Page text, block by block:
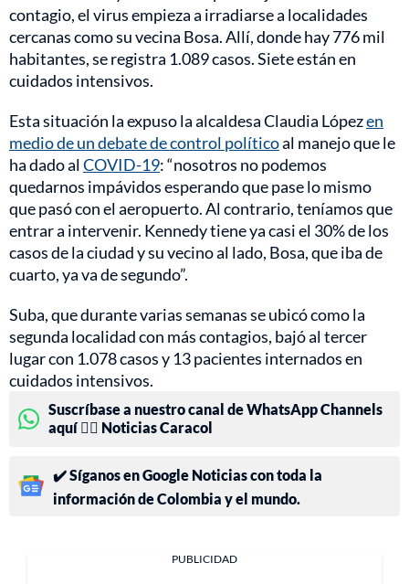
contagio, el virus empieza a irradiarse a localidades
cercanas como su vecina Bosa. Allí, donde hay 776 mil
habitantes, se registra 1.089 casos. Siete están en
cuidados intensivos.
Esta situación la expuso la alcaldesa Claudia Lópezen
medio de un debate de control políticoal manejo que le
ha dado alCOVID-19: “nosotros no podemos
quedarnos impávidos esperando que pase lo mismo
que pasó con el aeropuerto. Al contrario, teníamos que
entrar a intervenir. Kennedy tiene ya casi el 30% de los
casos de la ciudad y su vecino al lado, Bosa, que iba de
cuarto, ya va de segundo”.
Suba, que durante varias semanas se ubicó como la
segunda localidad con más contagios, bajó al tercer
lugar con 1.078 casos y 13 pacientes internados en
cuidados intensivos.
Suscríbase a nuestro canal de WhatsApp Channels
aquí 👉🏻 Noticias Caracol
✔️ Síganos en Google Noticias con toda la
información de Colombia y el mundo.
PUBLICIDAD